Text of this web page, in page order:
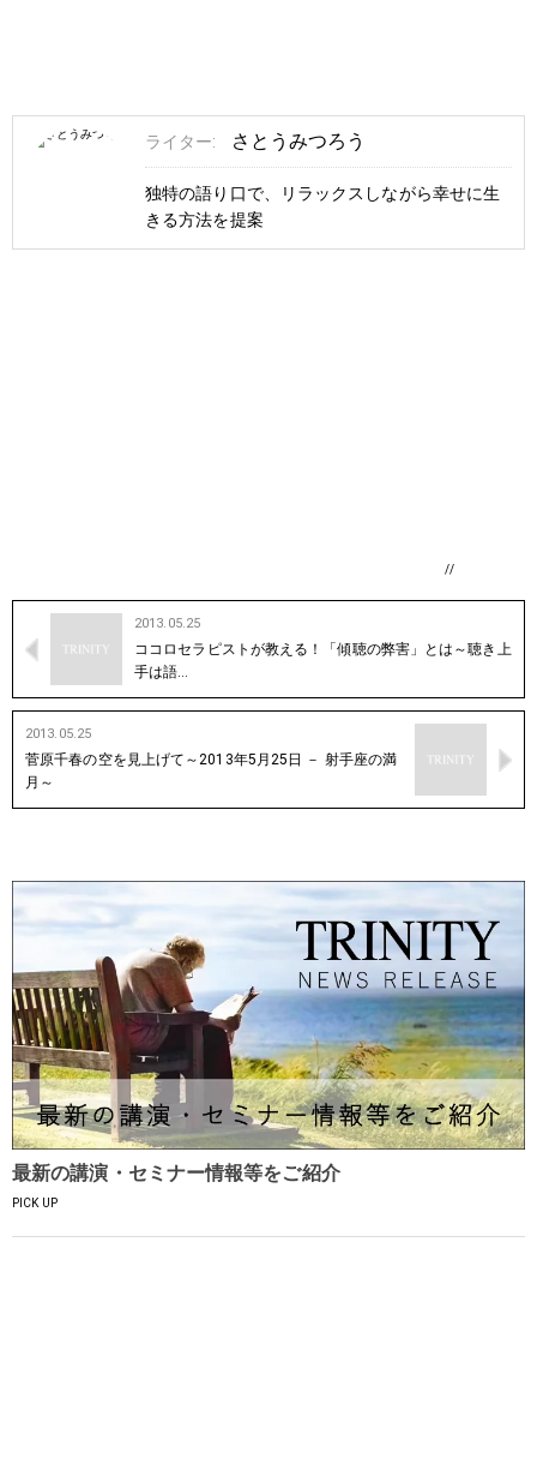
ライター: さとうみつろう
独特の語り口で、リラックスしながら幸せに生
きる方法を提案
//
2013.05.25
ココロセラピストが教える！「傾聴の弊害」とは～聴き上
手は語…
2013.05.25
菅原千春の空を見上げて～2013年5月25日 － 射手座の満
月～
最新の講演・セミナー情報等をご紹介
PICK UP